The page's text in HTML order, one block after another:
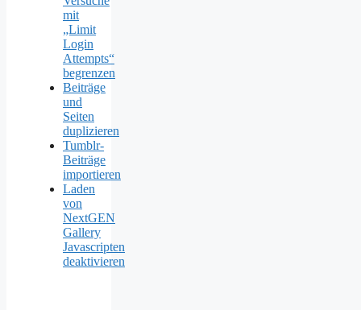
mit
„Limit
Login
Attempts“
begrenzen
Beiträge
und
Seiten
duplizieren
Tumblr-
Beiträge
importieren
Laden
von
NextGEN
Gallery
Javascripten
deaktivieren